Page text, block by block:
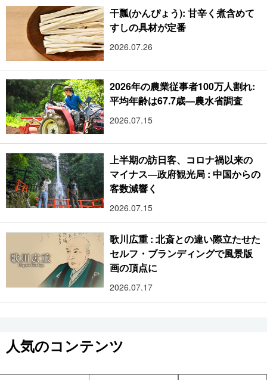
干瓢(かんぴょう): 甘辛く煮含めて
すしの具材が定番
2026.07.26
2026年の農業従事者100万人割れ:
平均年齢は67.7歳―農水省調査
2026.07.15
上半期の訪日客、コロナ禍以来の
マイナス―政府観光局 : 中国からの
客数減響く
2026.07.15
歌川広重 : 北斎との違い際立たせた
セルフ・ブランディングで風景版
画の頂点に
2026.07.17
人気のコンテンツ